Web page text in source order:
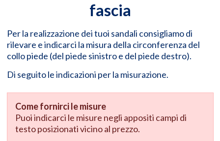
fascia
Per la realizzazione dei tuoi sandali consigliamo di
rilevare e indicarci la misura della circonferenza del
collo piede (del piede sinistro e del piede destro).
Di seguito le indicazioni per la misurazione.
Come fornirci le misure
Puoi indicarci le misure negli appositi campi di
testo posizionati vicino al prezzo.